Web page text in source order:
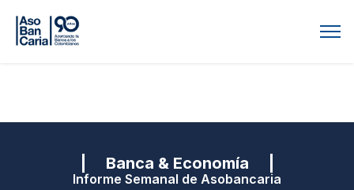
| Banca & Economía |
Informe Semanal de Asobancaria